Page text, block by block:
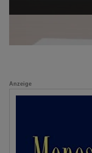
Anzeige